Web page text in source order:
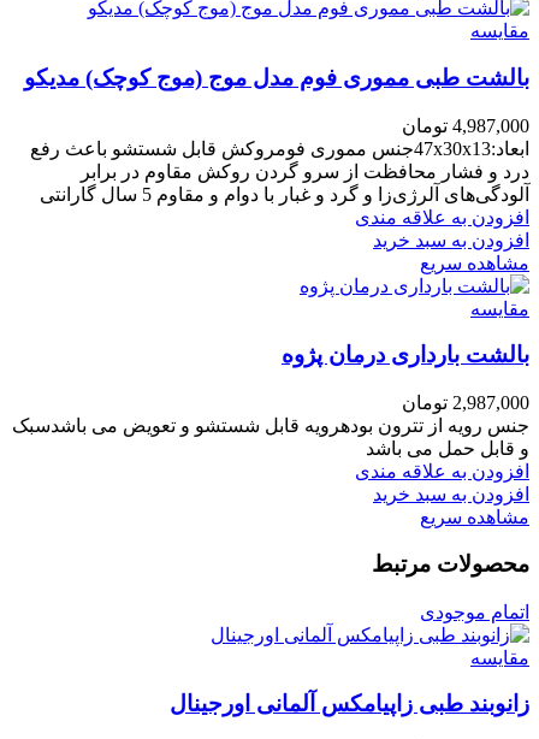
مقایسه
بالشت طبی مموری فوم مدل موج (موج کوچک) مدیکو
4,987,000 تومان
ابعاد:47x30x13جنس مموری فومروکش قابل شستشو باعث رفع
درد و فشار محافظت از سرو گردن روکش مقاوم در برابر
آلودگی‌های آلرژی‌زا و گرد و غبار با دوام و مقاوم 5 سال گارانتی
افزودن به علاقه مندی
افزودن به سبد خرید
مشاهده سریع
مقایسه
بالشت بارداری درمان پژوه
2,987,000 تومان
جنس رویه از تترون بودهرویه قابل شستشو و تعویض می باشدسبک
و قابل حمل می باشد
افزودن به علاقه مندی
افزودن به سبد خرید
مشاهده سریع
محصولات مرتبط
اتمام موجودی
مقایسه
زانوبند طبی زاپیامکس آلمانی اورجینال